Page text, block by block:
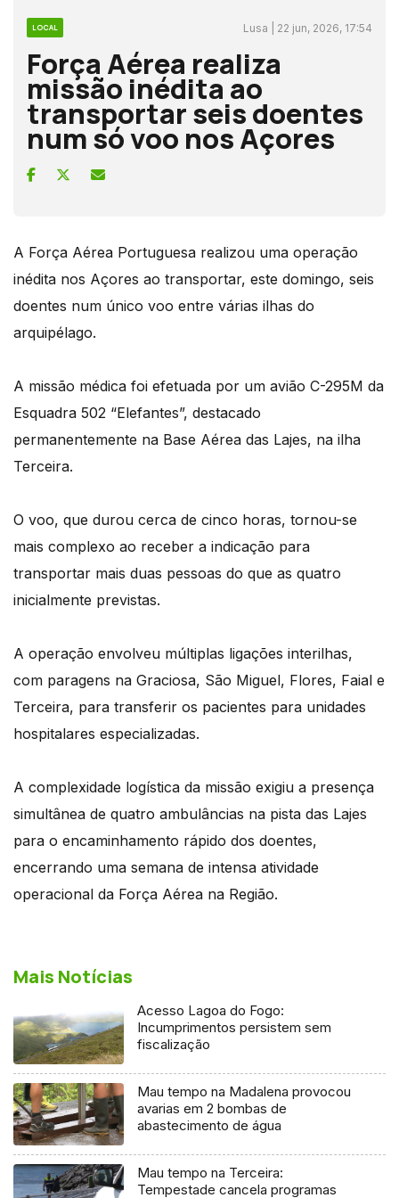
LOCAL Lusa | 22 jun, 2026, 17:54
Força Aérea realiza
missão inédita ao
transportar seis doentes
num só voo nos Açores
A Força Aérea Portuguesa realizou uma operação
inédita nos Açores ao transportar, este domingo, seis
doentes num único voo entre várias ilhas do
arquipélago.
A missão médica foi efetuada por um avião C-295M da
Esquadra 502 “Elefantes”, destacado
permanentemente na Base Aérea das Lajes, na ilha
Terceira.
O voo, que durou cerca de cinco horas, tornou-se
mais complexo ao receber a indicação para
transportar mais duas pessoas do que as quatro
inicialmente previstas.
A operação envolveu múltiplas ligações interilhas,
com paragens na Graciosa, São Miguel, Flores, Faial e
Terceira, para transferir os pacientes para unidades
hospitalares especializadas.
A complexidade logística da missão exigiu a presença
simultânea de quatro ambulâncias na pista das Lajes
para o encaminhamento rápido dos doentes,
encerrando uma semana de intensa atividade
operacional da Força Aérea na Região.
Mais Notícias
Acesso Lagoa do Fogo:
Incumprimentos persistem sem
fiscalização
Mau tempo na Madalena provocou
avarias em 2 bombas de
abastecimento de água
Mau tempo na Terceira:
Tempestade cancela programas